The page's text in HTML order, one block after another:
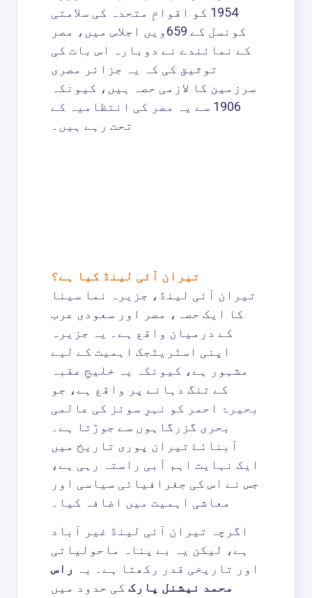
1954 کو اقوامِ متحدہ کی سلامتی
کونسل کے 659ویں اجلاس میں، مصر
کے نمائندے نے دوبارہ اس بات کی
توثیق کی کہ یہ جزائر مصری
سرزمین کا لازمی حصہ ہیں، کیونکہ
1906 سے یہ مصر کی انتظامیہ کے
تحت رہے ہیں۔
تیران آئی لینڈ کیا ہے؟
تیران آئی لینڈ، جزیرہ نما سینا
کا ایک حصہ، مصر اور سعودی عرب
کے درمیان واقع ہے۔ یہ جزیرہ
اپنی اسٹریٹجک اہمیت کے لیے
مشہور ہے، کیونکہ یہ خلیجِ عقبہ
کے تنگ دہانے پر واقع ہے، جو
بحیرۂ احمر کو نہرِ سوئز کی عالمی
بحری گزرگاہوں سے جوڑتا ہے۔
آبنائۓ تیران پوری تاریخ میں
ایک نہایت اہم آبی راستہ رہی ہے،
جس نے اس کی جغرافیائی سیاسی اور
معاشی اہمیت میں اضافہ کیا۔
اگرچہ تیران آئی لینڈ غیر آباد
ہے، لیکن یہ بے پناہ ماحولیاتی
اور تاریخی قدر رکھتا ہے۔ یہ
راس
محمد نیشنل پارک کی حدود میں